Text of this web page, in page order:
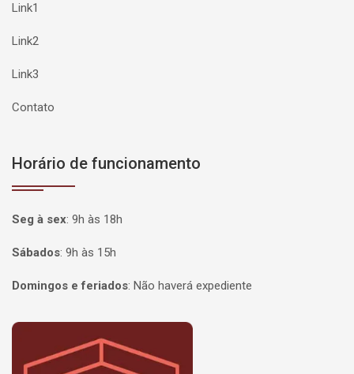
Link1
Link2
Link3
Contato
Horário de funcionamento
Seg à sex: 9h às 18h
Sábados: 9h às 15h
Domingos e feriados: Não haverá expediente
Página inicial